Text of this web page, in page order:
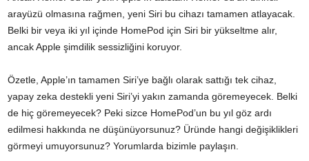
arayüzü olmasına rağmen, yeni Siri bu cihazı tamamen atlayacak.
Belki bir veya iki yıl içinde HomePod için Siri bir yükseltme alır,
ancak Apple şimdilik sessizliğini koruyor.
Özetle, Apple’ın tamamen Siri’ye bağlı olarak sattığı tek cihaz,
yapay zeka destekli yeni Siri’yi yakın zamanda göremeyecek. Belki
de hiç göremeyecek? Peki sizce HomePod’un bu yıl göz ardı
edilmesi hakkında ne düşünüyorsunuz? Üründe hangi değişiklikleri
görmeyi umuyorsunuz? Yorumlarda bizimle paylaşın.